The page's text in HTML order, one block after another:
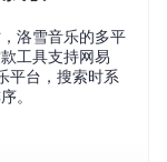
洛雪音乐的多平
工具支持网易
平台，搜索时系
。